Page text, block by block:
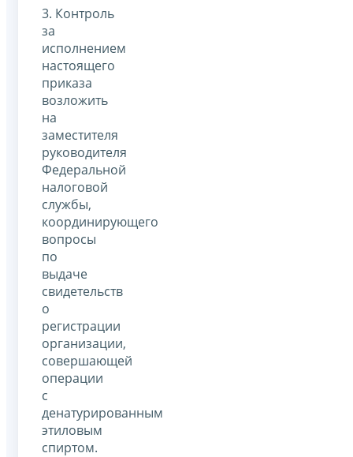
3. Контроль
за
исполнением
настоящего
приказа
возложить
на
заместителя
руководителя
Федеральной
налоговой
службы,
координирующего
вопросы
по
выдаче
свидетельств
о
регистрации
организации,
совершающей
операции
с
денатурированным
этиловым
спиртом.